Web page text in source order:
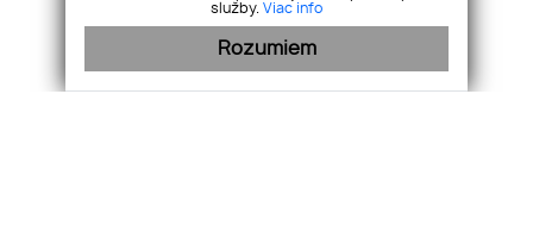
Predaj, Limbach
Rozloha
služby. Viac info
Rozumiem